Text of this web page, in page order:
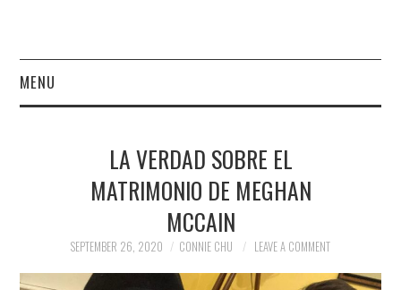
MENU
LA VERDAD SOBRE EL
MATRIMONIO DE MEGHAN
MCCAIN
SEPTEMBER 26, 2020 CONNIE CHU LEAVE A COMMENT